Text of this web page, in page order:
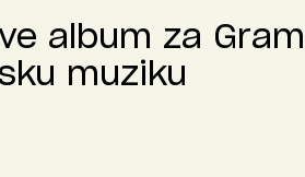
album za
muziku